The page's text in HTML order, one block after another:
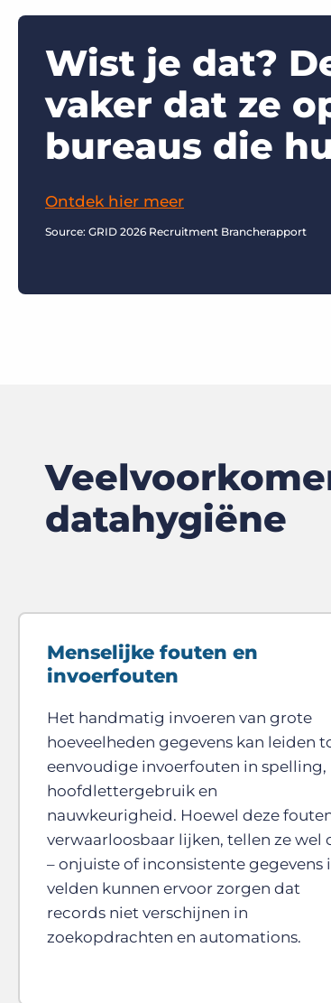
Wist je dat?
vaker dat ze
bureaus die
Ontdek hier meer
Source: GRID 2026 Recruitment Brancherapport
datahygiëne
Menselijke fouten en
invoerfouten
Het handmatig invoeren van grote
hoeveelheden gegevens kan leiden
eenvoudige invoerfouten in spelling,
hoofdlettergebruik en
nauwkeurigheid. Hoewel deze
verwaarloosbaar lijken, tellen ze wel
– onjuiste of inconsistente gegevens
velden kunnen ervoor zorgen dat
records niet verschijnen in
zoekopdrachten en automations.